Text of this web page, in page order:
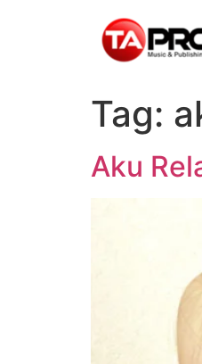
Tag:
Aku